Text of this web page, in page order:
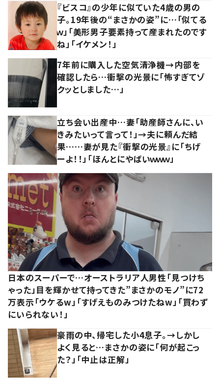
『ビスコ』の少年に似ていた4歳の男の
子。19年後の“まさかの姿”に…「似てる
ｗ」「美形男子要素持って産まれたのです
ね」「イケメン！」
7年前に購入した空気清浄機→内部を
確認したら…衝撃の光景に「怖すぎてゾ
クッとしました…」
立ち会い出産中…妻「助産師さんに、い
きみたいって言って！」→夫に頼んだ結
果……妻が見た『衝撃の光景』に「ちげ
ーよ！！」「ほんとにやばいｗｗｗ」
日本のスーパーで…オーストラリア人男性「見つけち
ゃった」目を輝かせて持ってきた”まさかのモノ”に72
万表示「ウケるw」「すげえものみつけたねw」「買わず
にいられない！」
豪雨の中、帰宅した小4息子。→しかし
よく見ると…まさかの姿に「何が起こっ
た？」「中止は正解」